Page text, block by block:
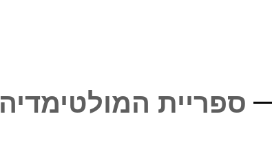
ספריית המולטימדיה